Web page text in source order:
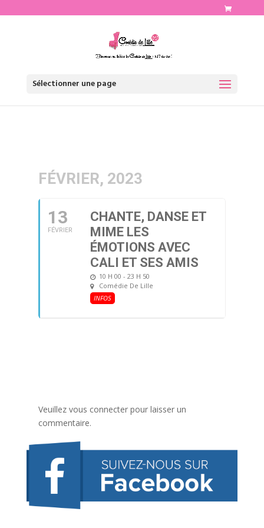
Sélectionner une page
FÉVRIER, 2023
13
FÉVRIER
CHANTE, DANSE ET
MIME LES
ÉMOTIONS AVEC
CALI ET SES AMIS
10 H 00 - 23 H 50
Comédie De Lille
INFOS
Veuillez vous connecter pour laisser un
commentaire.